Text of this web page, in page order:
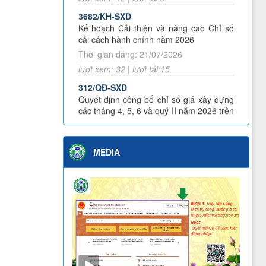
tải, phù hiệu vận tải tháng 03 năm 2026
Quyết định công khai bổ sung dự toán năm
2026
Kế hoạch Cải thiện và nâng cao Chỉ số
cải cách hành chính năm 2026
Thời gian đăng: 21/07/2026
lượt xem: 32 | lượt tải:15
312/QĐ-SXD
Quyết định công bố chỉ số giá xây dựng
các tháng 4, 5, 6 và quý II năm 2026 trên
địa bàn tỉnh Lai Châu
Thời gian đăng: 04/08/2026
lượt xem: 18 | lượt tải:10
3453/KH-SXD
Kế hoạch Phát động đợt thi đua cao điểm
thực hiện Chiến dịch 90 ngày đêm khám
sức khỏe định kỳ hoặc khám sàng lọc
miễn phí cho người dân trên địa bàn tỉnh
Lai Châu
Thời gian đăng: 07/07/2026
lượt xem: 57 | lượt tải:24
MEDIA